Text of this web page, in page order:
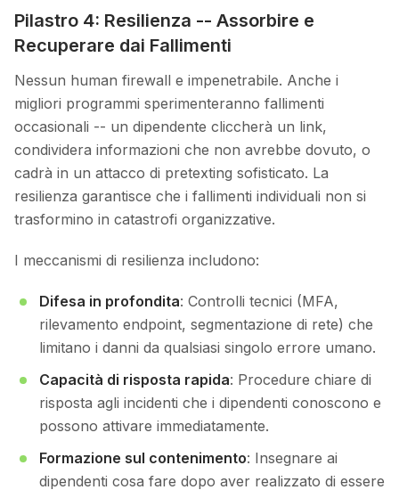
Pilastro 4: Resilienza -- Assorbire e
Recuperare dai Fallimenti
Nessun human firewall e impenetrabile. Anche i
migliori programmi sperimenteranno fallimenti
occasionali -- un dipendente cliccherà un link,
condividera informazioni che non avrebbe dovuto, o
cadrà in un attacco di pretexting sofisticato. La
resilienza garantisce che i fallimenti individuali non si
trasformino in catastrofi organizzative.
I meccanismi di resilienza includono:
Difesa in profondita: Controlli tecnici (MFA,
rilevamento endpoint, segmentazione di rete) che
limitano i danni da qualsiasi singolo errore umano.
Capacità di risposta rapida: Procedure chiare di
risposta agli incidenti che i dipendenti conoscono e
possono attivare immediatamente.
Formazione sul contenimento: Insegnare ai
dipendenti cosa fare dopo aver realizzato di essere